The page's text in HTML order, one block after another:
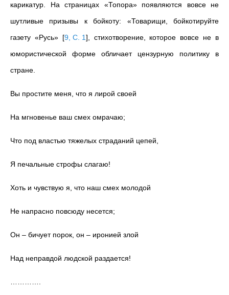
карикатур. На страницах «Топора» появляются вовсе не
шутливые призывы к бойкоту: «Товарищи, бойкотируйте
газету «Русь» [9, С. 1] , стихотворение, которое вовсе не в
юмористической форме обличает цензурную политику в
стране.
Вы простите меня, что я лирой своей
На мгновенье ваш смех омрачаю;
Что под властью тяжелых страданий цепей,
Я печальные строфы слагаю!
Хоть и чувствую я, что наш смех молодой
Не напрасно повсюду несется;
Он – бичует порок, он – иронией злой
Над неправдой людской раздается!